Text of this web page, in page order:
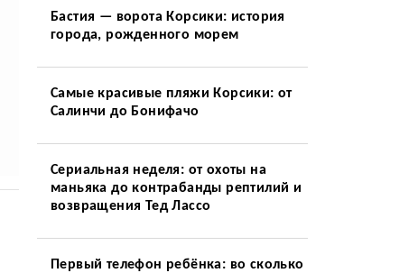
Бастия — ворота Корсики: история
города, рожденного морем
Самые красивые пляжи Корсики: от
Салинчи до Бонифачо
Сериальная неделя: от охоты на
маньяка до контрабанды рептилий и
возвращения Тед Лассо
Первый телефон ребёнка: во сколько